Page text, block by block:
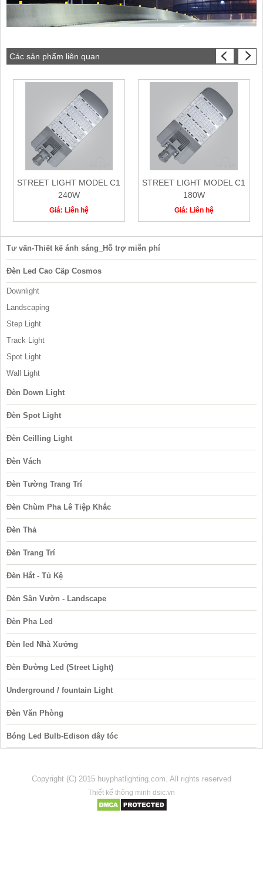
Các sản phẩm liên quan
STREET LIGHT MODEL C1
240W
Giá: Liên hệ
STREET LIGHT MODEL C1
180W
Giá: Liên hệ
Tư vấn-Thiết kế ánh sáng_Hỗ trợ miễn phí
Đèn Led Cao Cấp Cosmos
Downlight
Landscaping
Step Light
Track Light
Spot Light
Wall Light
Đèn Down Light
Đèn Spot Light
Đèn Ceilling Light
Đèn Vách
Đèn Tường Trang Trí
Đèn Chùm Pha Lê Tiệp Khắc
Đèn Thả
Đèn Trang Trí
Đèn Hắt - Tủ Kệ
Đèn Sân Vườn - Landscape
Đèn Pha Led
Đèn led Nhà Xưởng
Đèn Đường Led (Street Light)
Underground / fountain Light
Đèn Văn Phòng
Bóng Led Bulb-Edison dây tóc
Copyright (C) 2015 huyphatlighting.com. All rights reserved
Thiết kế thông minh dsic.vn